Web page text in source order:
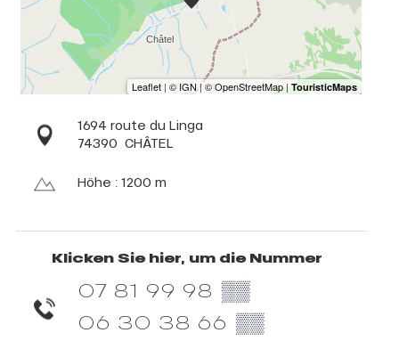
1694 route du Linga
74390 CHÂTEL
Höhe : 1200 m
Klicken Sie hier, um die Nummer
07 81 99 98 ▒▒
06 30 38 66 ▒▒